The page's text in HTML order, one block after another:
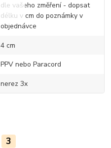
dle vašeho změření - dopsat
délku v cm do poznámky v
objednávce
4 cm
PPV nebo Paracord
nerez 3x
3